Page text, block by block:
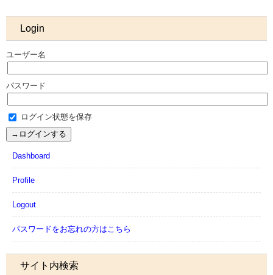
Login
ユーザー名
パスワード
ログイン状態を保存
Dashboard
Profile
Logout
パスワードをお忘れの方はこちら
サイト内検索